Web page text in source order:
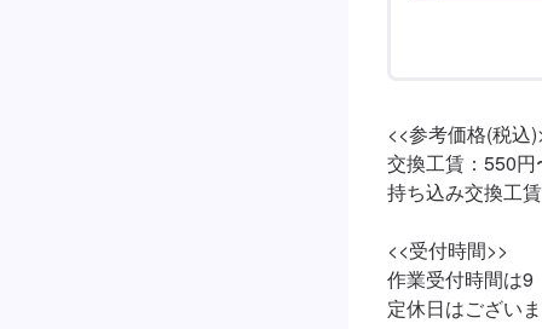
<<参考価格(税込
交換工賃：550円
持ち込み交換工
<<受付時間>>
作業受付時間は9
定休日はござい